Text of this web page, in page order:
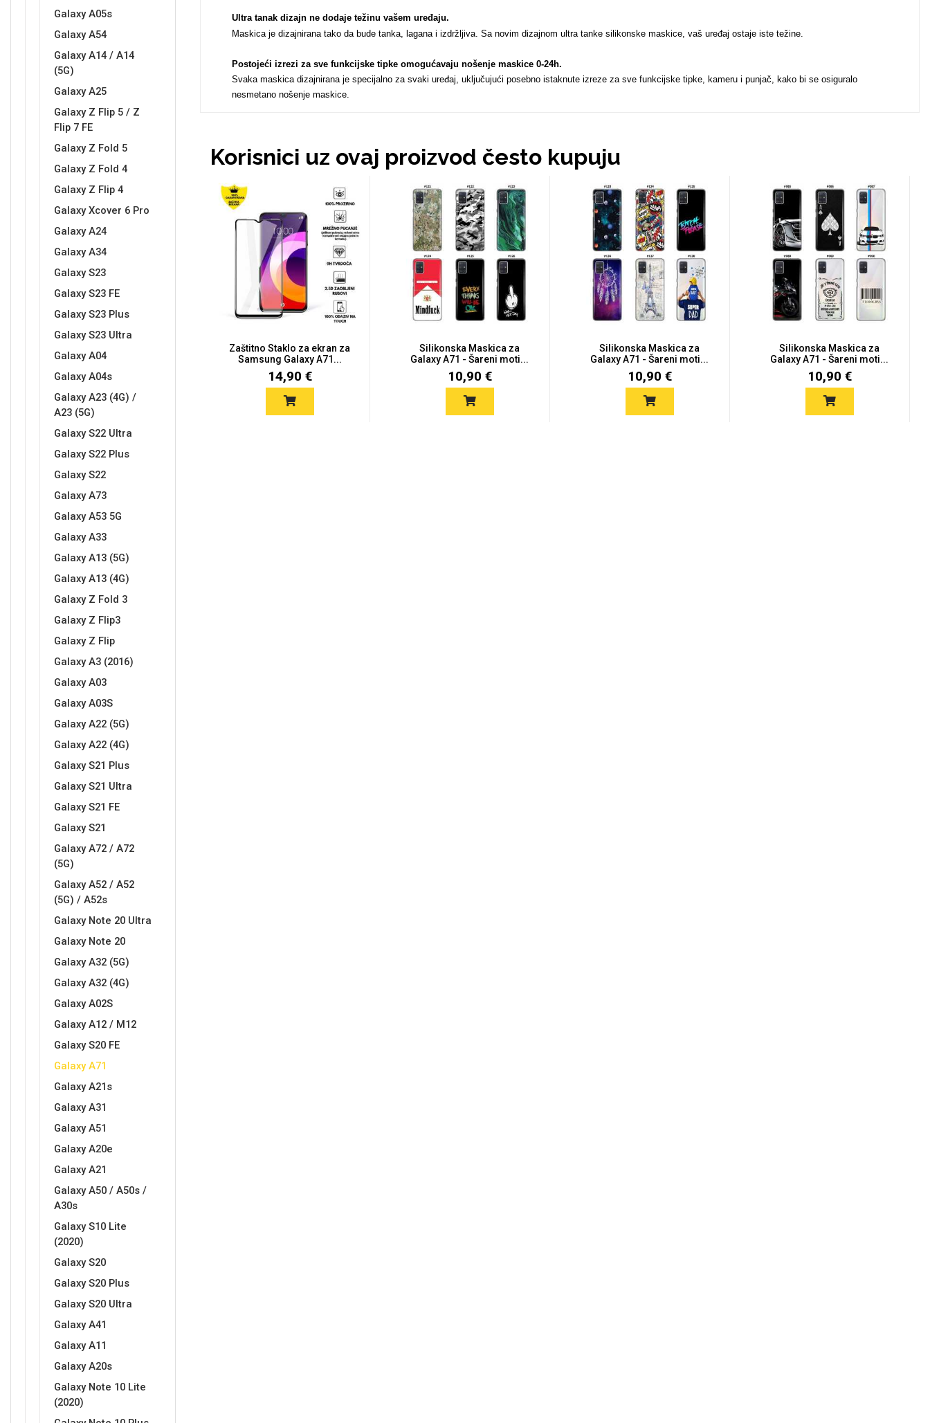
Galaxy A05s
Galaxy A54
Galaxy A14 / A14
(5G)
Galaxy A25
Galaxy Z Flip 5 / Z
Flip 7 FE
Galaxy Z Fold 5
Galaxy Z Fold 4
Galaxy Z Flip 4
Galaxy Xcover 6 Pro
Galaxy A24
Galaxy A34
Galaxy S23
Galaxy S23 FE
Galaxy S23 Plus
Galaxy S23 Ultra
Galaxy A04
Galaxy A04s
Galaxy A23 (4G) /
A23 (5G)
Galaxy S22 Ultra
Galaxy S22 Plus
Galaxy S22
Galaxy A73
Galaxy A53 5G
Galaxy A33
Galaxy A13 (5G)
Galaxy A13 (4G)
Galaxy Z Fold 3
Galaxy Z Flip3
Galaxy Z Flip
Galaxy A3 (2016)
Galaxy A03
Galaxy A03S
Galaxy A22 (5G)
Galaxy A22 (4G)
Galaxy S21 Plus
Galaxy S21 Ultra
Galaxy S21 FE
Galaxy S21
Galaxy A72 / A72
(5G)
Galaxy A52 / A52
(5G) / A52s
Galaxy Note 20 Ultra
Galaxy Note 20
Galaxy A32 (5G)
Galaxy A32 (4G)
Galaxy A02S
Galaxy A12 / M12
Galaxy S20 FE
Galaxy A71
Galaxy A21s
Galaxy A31
Galaxy A51
Galaxy A20e
Galaxy A21
Galaxy A50 / A50s /
A30s
Galaxy S10 Lite
(2020)
Galaxy S20
Galaxy S20 Plus
Galaxy S20 Ultra
Galaxy A41
Galaxy A11
Galaxy A20s
Galaxy Note 10 Lite
(2020)
Ultra tanak dizajn ne dodaje težinu vašem uređaju.
Maskica je dizajnirana tako da bude tanka, lagana i izdržljiva. Sa novim dizajnom ultra tanke silikonske maskice, vaš uređaj ostaje iste težine.
Postojeći izrezi za sve funkcijske tipke omogućavaju nošenje maskice 0-24h.
Svaka maskica dizajnirana je specijalno za svaki uređaj, uključujući posebno istaknute izreze za sve funkcijske tipke, kameru i punjač, kako bi se osiguralo
nesmetano nošenje maskice.
Korisnici uz ovaj proizvod često kupuju
Zaštitno Staklo za ekran za
Samsung Galaxy A71...
14,90 €
Silikonska Maskica za
Galaxy A71 - Šareni moti...
10,90 €
Silikonska Maskica za
Galaxy A71 - Šareni moti...
10,90 €
Silikonska Maskica za
Galaxy A71 - Šareni moti...
10,90 €
Quotes Collection Cirkus
Zodiac
Doodles Apstraktni motivi
Monogrami
Za njega
Mandale / Cvjetni motivi
MarbleMania
Crtani filmovi
Obiteljski motivi